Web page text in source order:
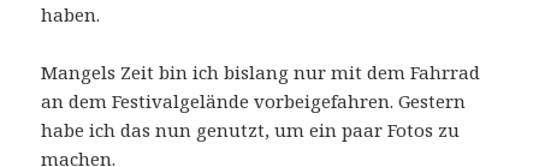
haben.
Mangels Zeit bin ich bislang nur mit dem Fahrrad
an dem Festivalgelände vorbeigefahren. Gestern
habe ich das nun genutzt, um ein paar Fotos zu
machen.